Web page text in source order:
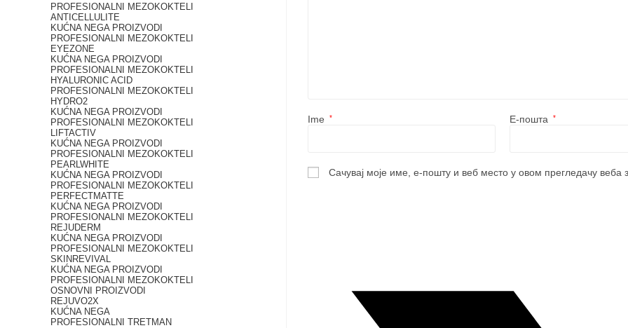
Ime * Е-пошта *
Сачувај моје име, е-пошту и веб место у овом прегледачу
PROFESIONALNI MEZOKOKTELI
ANTICELLULITE
KUĆNA NEGA PROIZVODI
PROFESIONALNI MEZOKOKTELI
EYEZONE
KUĆNA NEGA PROIZVODI
PROFESIONALNI MEZOKOKTELI
HYALURONIC ACID
PROFESIONALNI MEZOKOKTELI
HYDRO2
KUĆNA NEGA PROIZVODI
PROFESIONALNI MEZOKOKTELI
LIFTACTIV
KUĆNA NEGA PROIZVODI
PROFESIONALNI MEZOKOKTELI
PEARLWHITE
KUĆNA NEGA PROIZVODI
PROFESIONALNI MEZOKOKTELI
PERFECTMATTE
KUĆNA NEGA PROIZVODI
PROFESIONALNI MEZOKOKTELI
REJUDERM
KUĆNA NEGA PROIZVODI
PROFESIONALNI MEZOKOKTELI
SKINREVIVAL
KUĆNA NEGA PROIZVODI
PROFESIONALNI MEZOKOKTELI
OSNOVNI PROIZVODI
REJUVO2X
KUĆNA NEGA
PROFESIONALNI TRETMAN